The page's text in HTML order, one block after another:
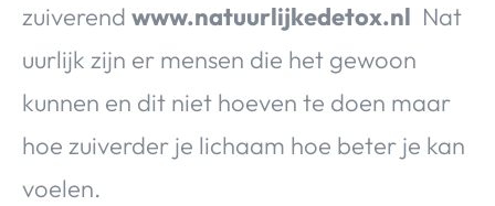
zuiverend www.natuurlijkedetox.nl Nat
uurlijk zijn er mensen die het gewoon
kunnen en dit niet hoeven te doen maar
hoe zuiverder je lichaam hoe beter je kan
voelen.